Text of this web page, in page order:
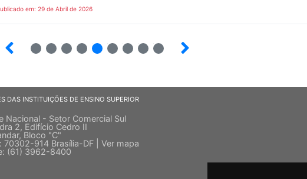
em: 29 de Abril de 2026
DAS INSTITUIÇÕES DE ENSINO SUPERIOR
Nacional - Setor Comercial Sul
2, Edifício Cedro II
Bloco "C"
70302-914 Brasília-DF | Ver mapa
(61) 3962-8400